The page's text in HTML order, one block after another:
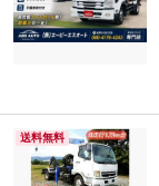
送料無料